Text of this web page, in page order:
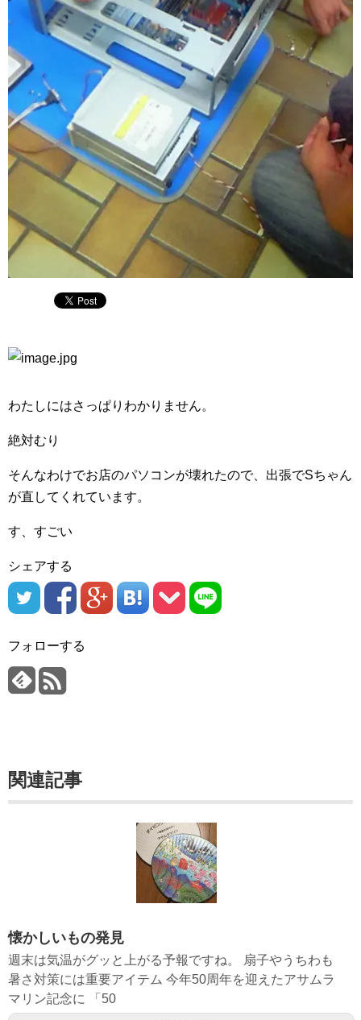
わたしにはさっぱりわかりません。
絶対むり
そんなわけでお店のパソコンが壊れたので、出張でSちゃん
が直してくれています。
す、すごい
シェアする
フォローする
関連記事
懐かしいもの発見
週末は気温がグッと上がる予報ですね。 扇子やうちわも
暑さ対策には重要アイテム 今年50周年を迎えたアサムラ
マリン記念に 「50